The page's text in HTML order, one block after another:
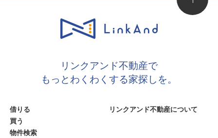
リンクアンド不動産で
もっとわくわくする家探しを。
借りる
買う
物件検索
リンクアンド不動産について